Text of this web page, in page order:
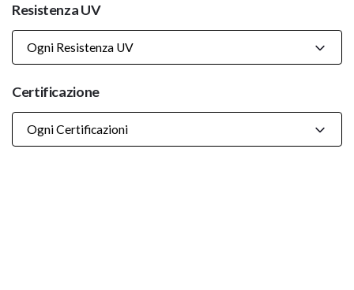
Resistenza UV
Ogni Resistenza UV
Certificazione
Ogni Certificazioni